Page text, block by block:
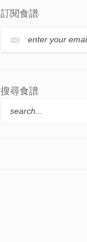
訂閱食譜
搜尋食譜